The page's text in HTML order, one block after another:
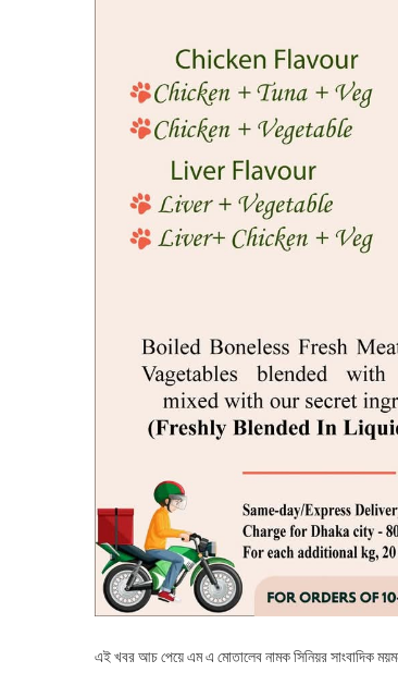
এই খবর আচ পেয়ে এম এ মোতালেব নামক সিনিয়র সাংবাদিক